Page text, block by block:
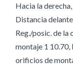
Hacia la
Distancia
Reg./posic. de la
montaje 1
orificios de